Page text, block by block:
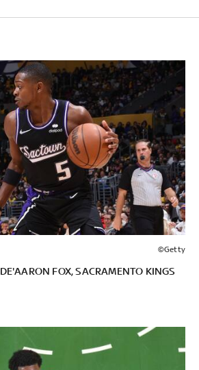
©Getty
DE'AARON FOX, SACRAMENTO KINGS